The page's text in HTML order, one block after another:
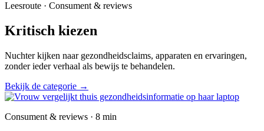
Leesroute · Consument & reviews
Kritisch kiezen
Nuchter kijken naar gezondheidsclaims, apparaten en ervaringen,
zonder ieder verhaal als bewijs te behandelen.
Bekijk de categorie →
Consument & reviews · 8 min